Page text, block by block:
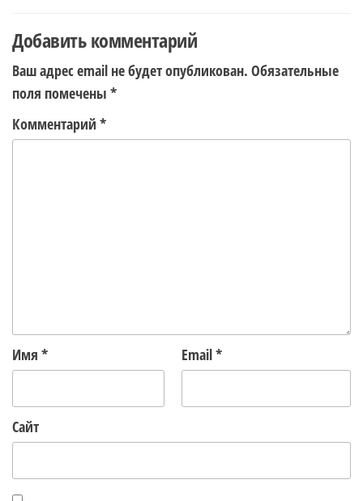
Добавить комментарий
Ваш адрес email не будет опубликован. Обязательные
поля помечены *
Комментарий *
Имя * Email*
Сайт